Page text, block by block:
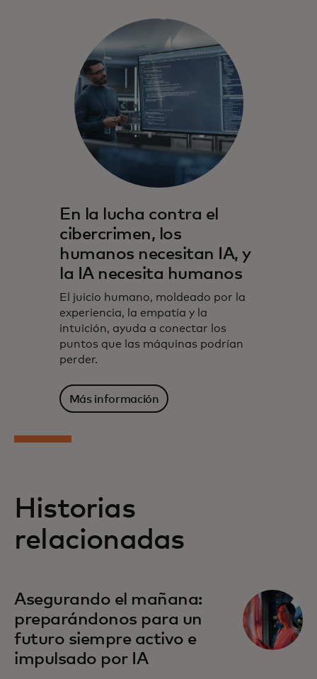
En la lucha contra el
cibercrimen, los
humanos necesitan IA, y
la IA necesita humanos
El juicio humano, moldeado por la
experiencia, la empatía y la
intuición, ayuda a conectar los
puntos que las máquinas podrían
perder.
Más información
Historias
relacionadas
Asegurando el mañana:
preparándonos para un
futuro siempre activo e
impulsado por IA